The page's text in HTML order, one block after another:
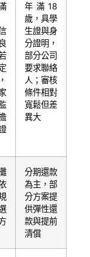
年滿18
歲，具學
生證與身
分證明，
部分公司
要求聯絡
人；審核
條件相對
寬鬆但差
異大
分期還款
為主，部
分方案提
供彈性還
款與提前
清償